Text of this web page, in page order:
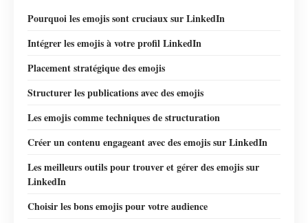
Pourquoi les emojis sont cruciaux sur LinkedIn
Intégrer les emojis à votre profil LinkedIn
Placement stratégique des emojis
Structurer les publications avec des emojis
Les emojis comme techniques de structuration
Créer un contenu engageant avec des emojis sur LinkedIn
Les meilleurs outils pour trouver et gérer des emojis sur
LinkedIn
Choisir les bons emojis pour votre audience